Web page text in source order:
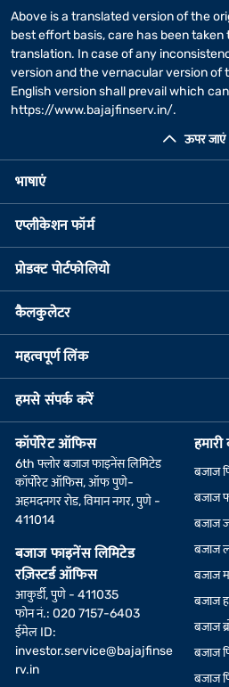
ऊपर जाएं
Above is a translated version of the
best effort basis, care has been
translation. In case of any
version and the vernacular version of
English version shall prevail which
https://www.bajajfinserv.in/.
भाषाएं
एप्लीकेशन फॉर्म
प्रोडक्ट पोर्टफोलियो
कैलकुलेटर
महत्वपूर्ण लिंक
हमसे संपर्क करें
कॉर्पोरेट ऑफिस
6th फ्लोर बजाज फाइनेंस लिमिटेड
कॉर्पोरेट ऑफिस, ऑफ पुणे-
अहमदनगर रोड, विमान नगर, पुणे -
411014
बजाज फाइनेंस लिमिटेड
रज़िस्टर्ड ऑफिस
आकुर्डी, पुणे - 411035
फोन नं.: 020 7157-6403
ईमेल ID:
investor.service@bajajfinse
rv.in
बजाज
बजाज
बजाज
बजाज
बजाज
बजाज
बजाज
बजाज
बजाज